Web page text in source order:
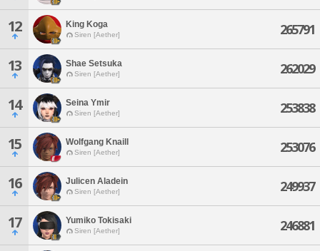
12 King Koga
Siren [Aether] 265791
13 Shae Setsuka
Siren [Aether] 262029
14 Seina Ymir
Siren [Aether] 253838
15 Wolfgang Knaill
Siren [Aether] 253076
16 Julicen Aladein
Siren [Aether] 249937
17 Yumiko Tokisaki
Siren [Aether] 246881